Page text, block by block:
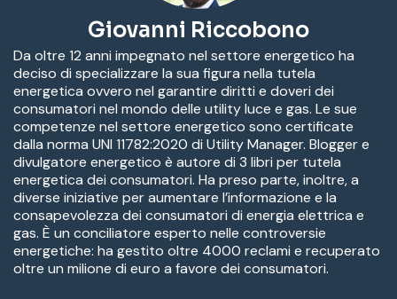
Giovanni Riccobono
Da oltre 12 anni impegnato nel settore energetico ha
deciso di specializzare la sua figura nella tutela
energetica ovvero nel garantire diritti e doveri dei
consumatori nel mondo delle utility luce e gas. Le sue
competenze nel settore energetico sono certificate
dalla norma UNI 11782:2020 di Utility Manager. Blogger e
divulgatore energetico è autore di 3 libri per tutela
energetica dei consumatori. Ha preso parte, inoltre, a
diverse iniziative per aumentare l’informazione e la
consapevolezza dei consumatori di energia elettrica e
gas. È un conciliatore esperto nelle controversie
energetiche: ha gestito oltre 4000 reclami e recuperato
oltre un milione di euro a favore dei consumatori.